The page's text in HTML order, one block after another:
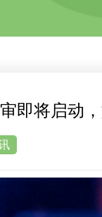
即将启动